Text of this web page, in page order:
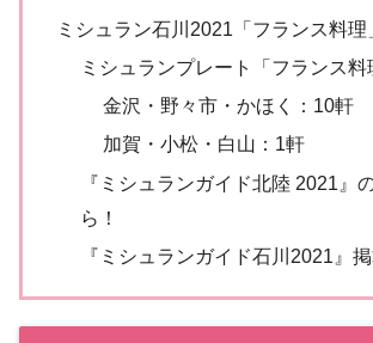
ミシュラン石川2021「フランス料理
ミシュランプレート「フランス
金沢・野々市・かほく：10軒
加賀・小松・白山：1軒
『ミシュランガイド北陸 2021』
ら！
『ミシュランガイド石川2021』